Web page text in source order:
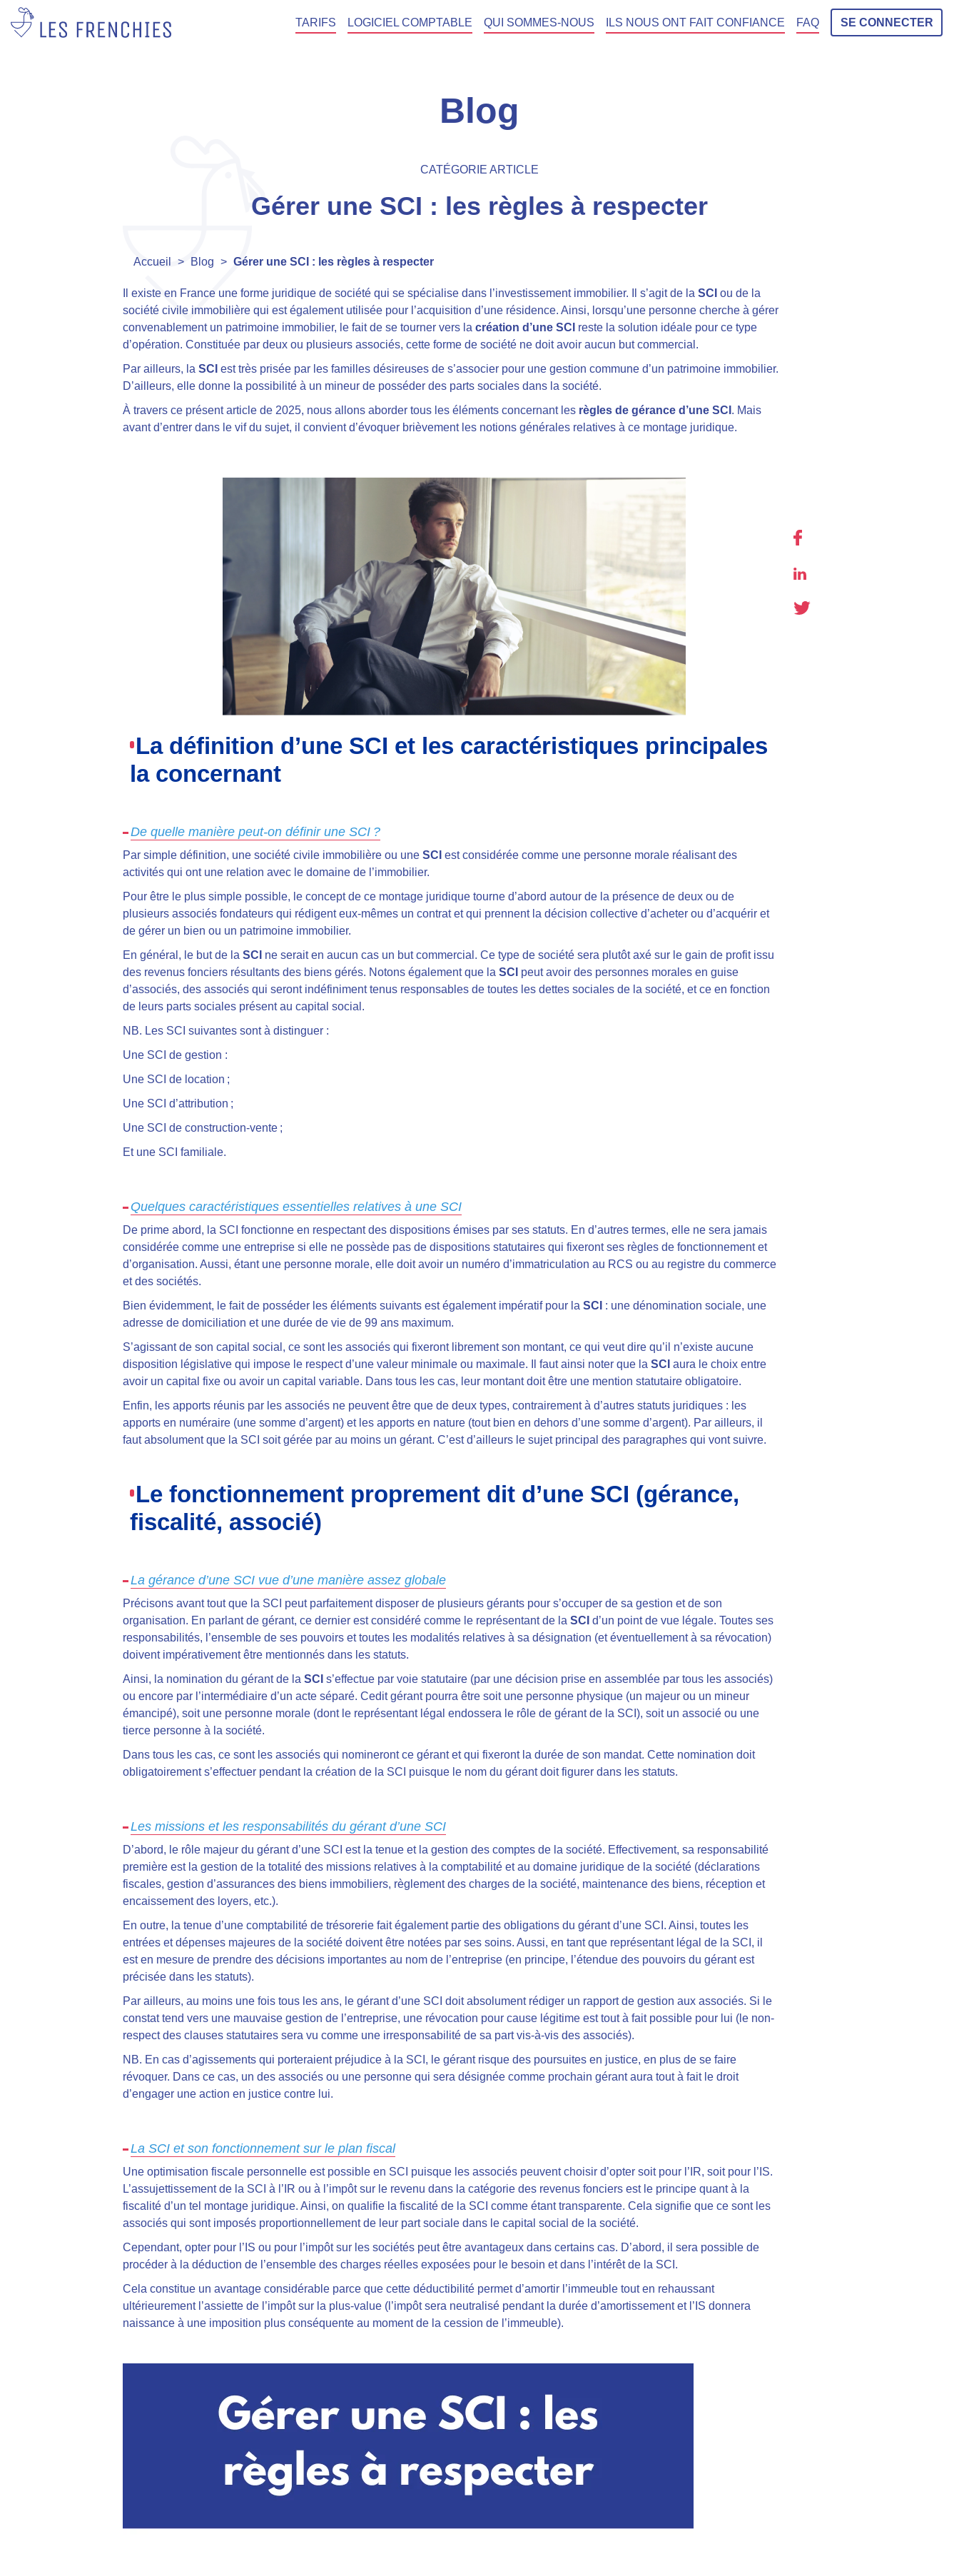
TARIFS LOGICIEL COMPTABLE QUI SOMMES-NOUS ILS NOUS ONT FAIT CONFIANCE FAQ SE CONNECTER
Blog
CATÉGORIE ARTICLE
Gérer une SCI : les règles à respecter
Accueil > Blog > Gérer une SCI : les règles à respecter
Il existe en France une forme juridique de société qui se spécialise dans l’investissement immobilier. Il s’agit de la SCI ou de la
société civile immobilière qui est également utilisée pour l’acquisition d’une résidence. Ainsi, lorsqu’une personne cherche à gérer
convenablement un patrimoine immobilier, le fait de se tourner vers la création d’une SCI reste la solution idéale pour ce type
d’opération. Constituée par deux ou plusieurs associés, cette forme de société ne doit avoir aucun but commercial.
Par ailleurs, la SCI est très prisée par les familles désireuses de s’associer pour une gestion commune d’un patrimoine immobilier.
D’ailleurs, elle donne la possibilité à un mineur de posséder des parts sociales dans la société.
À travers ce présent article de 2025, nous allons aborder tous les éléments concernant les règles de gérance d’une SCI . Mais
avant d’entrer dans le vif du sujet, il convient d’évoquer brièvement les notions générales relatives à ce montage juridique.
La définition d’une SCI et les caractéristiques principales
la concernant
De quelle manière peut-on définir une SCI ?
Par simple définition, une société civile immobilière ou une SCI est considérée comme une personne morale réalisant des
activités qui ont une relation avec le domaine de l’immobilier.
Pour être le plus simple possible, le concept de ce montage juridique tourne d’abord autour de la présence de deux ou de
plusieurs associés fondateurs qui rédigent eux-mêmes un contrat et qui prennent la décision collective d’acheter ou d’acquérir et
de gérer un bien ou un patrimoine immobilier.
En général, le but de la SCI ne serait en aucun cas un but commercial. Ce type de société sera plutôt axé sur le gain de profit issu
des revenus fonciers résultants des biens gérés. Notons également que la SCI peut avoir des personnes morales en guise
d’associés, des associés qui seront indéfiniment tenus responsables de toutes les dettes sociales de la société, et ce en fonction
de leurs parts sociales présent au capital social.
NB. Les SCI suivantes sont à distinguer :
Une SCI de gestion :
Une SCI de location ;
Une SCI d’attribution ;
Une SCI de construction-vente ;
Et une SCI familiale.
Quelques caractéristiques essentielles relatives à une SCI
De prime abord, la SCI fonctionne en respectant des dispositions émises par ses statuts. En d’autres termes, elle ne sera jamais
considérée comme une entreprise si elle ne possède pas de dispositions statutaires qui fixeront ses règles de fonctionnement et
d’organisation. Aussi, étant une personne morale, elle doit avoir un numéro d’immatriculation au RCS ou au registre du commerce
et des sociétés.
Bien évidemment, le fait de posséder les éléments suivants est également impératif pour la SCI : une dénomination sociale, une
adresse de domiciliation et une durée de vie de 99 ans maximum.
S’agissant de son capital social, ce sont les associés qui fixeront librement son montant, ce qui veut dire qu’il n’existe aucune
disposition législative qui impose le respect d’une valeur minimale ou maximale. Il faut ainsi noter que la SCI aura le choix entre
avoir un capital fixe ou avoir un capital variable. Dans tous les cas, leur montant doit être une mention statutaire obligatoire.
Enfin, les apports réunis par les associés ne peuvent être que de deux types, contrairement à d’autres statuts juridiques : les
apports en numéraire (une somme d’argent) et les apports en nature (tout bien en dehors d’une somme d’argent). Par ailleurs, il
faut absolument que la SCI soit gérée par au moins un gérant. C’est d’ailleurs le sujet principal des paragraphes qui vont suivre.
Le fonctionnement proprement dit d’une SCI (gérance,
fiscalité, associé)
La gérance d’une SCI vue d’une manière assez globale
Précisons avant tout que la SCI peut parfaitement disposer de plusieurs gérants pour s’occuper de sa gestion et de son
organisation. En parlant de gérant, ce dernier est considéré comme le représentant de la SCI d’un point de vue légale. Toutes ses
responsabilités, l’ensemble de ses pouvoirs et toutes les modalités relatives à sa désignation (et éventuellement à sa révocation)
doivent impérativement être mentionnés dans les statuts.
Ainsi, la nomination du gérant de la SCI s’effectue par voie statutaire (par une décision prise en assemblée par tous les associés)
ou encore par l’intermédiaire d’un acte séparé. Cedit gérant pourra être soit une personne physique (un majeur ou un mineur
émancipé), soit une personne morale (dont le représentant légal endossera le rôle de gérant de la SCI), soit un associé ou une
tierce personne à la société.
Dans tous les cas, ce sont les associés qui nomineront ce gérant et qui fixeront la durée de son mandat. Cette nomination doit
obligatoirement s’effectuer pendant la création de la SCI puisque le nom du gérant doit figurer dans les statuts.
Les missions et les responsabilités du gérant d’une SCI
D’abord, le rôle majeur du gérant d’une SCI est la tenue et la gestion des comptes de la société. Effectivement, sa responsabilité
première est la gestion de la totalité des missions relatives à la comptabilité et au domaine juridique de la société (déclarations
fiscales, gestion d’assurances des biens immobiliers, règlement des charges de la société, maintenance des biens, réception et
encaissement des loyers, etc.).
En outre, la tenue d’une comptabilité de trésorerie fait également partie des obligations du gérant d’une SCI. Ainsi, toutes les
entrées et dépenses majeures de la société doivent être notées par ses soins. Aussi, en tant que représentant légal de la SCI, il
est en mesure de prendre des décisions importantes au nom de l’entreprise (en principe, l’étendue des pouvoirs du gérant est
précisée dans les statuts).
Par ailleurs, au moins une fois tous les ans, le gérant d’une SCI doit absolument rédiger un rapport de gestion aux associés. Si le
constat tend vers une mauvaise gestion de l’entreprise, une révocation pour cause légitime est tout à fait possible pour lui (le non-
respect des clauses statutaires sera vu comme une irresponsabilité de sa part vis-à-vis des associés).
NB. En cas d’agissements qui porteraient préjudice à la SCI, le gérant risque des poursuites en justice, en plus de se faire
révoquer. Dans ce cas, un des associés ou une personne qui sera désignée comme prochain gérant aura tout à fait le droit
d’engager une action en justice contre lui.
La SCI et son fonctionnement sur le plan fiscal
Une optimisation fiscale personnelle est possible en SCI puisque les associés peuvent choisir d’opter soit pour l’IR, soit pour l’IS.
L’assujettissement de la SCI à l’IR ou à l’impôt sur le revenu dans la catégorie des revenus fonciers est le principe quant à la
fiscalité d’un tel montage juridique. Ainsi, on qualifie la fiscalité de la SCI comme étant transparente. Cela signifie que ce sont les
associés qui sont imposés proportionnellement de leur part sociale dans le capital social de la société.
Cependant, opter pour l’IS ou pour l’impôt sur les sociétés peut être avantageux dans certains cas. D’abord, il sera possible de
procéder à la déduction de l’ensemble des charges réelles exposées pour le besoin et dans l’intérêt de la SCI.
Cela constitue un avantage considérable parce que cette déductibilité permet d’amortir l’immeuble tout en rehaussant
ultérieurement l’assiette de l’impôt sur la plus-value (l’impôt sera neutralisé pendant la durée d’amortissement et l’IS donnera
naissance à une imposition plus conséquente au moment de la cession de l’immeuble).